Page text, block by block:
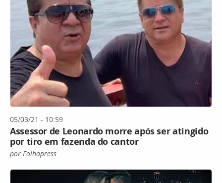
05/03/21 - 10:59
Assessor de Leonardo morre após ser atingido
por tiro em fazenda do cantor
por Folhapress